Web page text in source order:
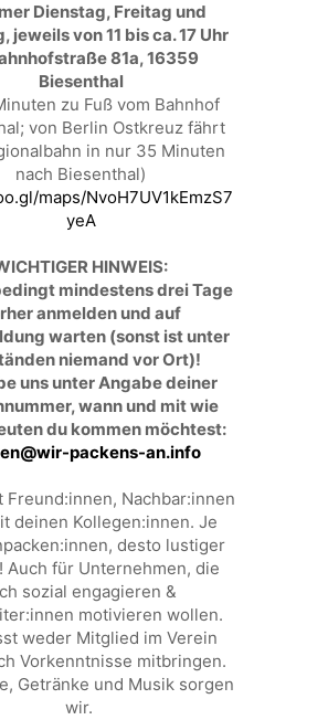
Dienstag, Freitag und
jeweils von 11 bis ca. 17 Uhr
81a, 16359
Biesenthal
zu Fuß vom Bahnhof
von Berlin Ostkreuz fährt
in nur 35 Minuten
nach Biesenthal)
maps/NvoH7UV1kEmzS7
yeA
HINWEIS:
mindestens drei Tage
anmelden und auf
warten (sonst ist unter
niemand vor Ort)!
uns unter Angabe deiner
wann und mit wie
du kommen möchtest:
packens-an.info
Freund:innen, Nachbar:innen
deinen Kollegen:innen. Je
desto lustiger
Auch für Unternehmen, die
sozial engagieren &
motivieren wollen.
weder Mitglied im Verein
Vorkenntnisse mitbringen.
Getränke und Musik sorgen
wir.